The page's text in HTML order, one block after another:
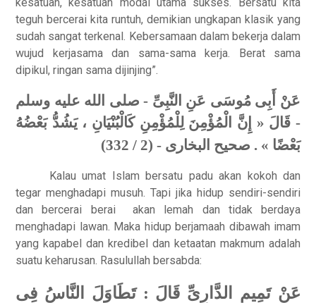
teguh bercerai kita runtuh, demikian ungkapan klasik yang
sudah sangat terkenal. Kebersamaan dalam bekerja dalam
wujud kerjasama dan sama-sama kerja. Berat sama
dipikul, ringan sama dijinjing”.
عَنْ أَبِى مُوسَى عَنِ النَّبِىِّ - صلى الله عليه وسلم
- قَالَ « إِنَّ الْمُؤْمِنَ لِلْمُؤْمِنِ كَالْبُنْيَانِ ، يَشُدُّ بَعْضُهُ
بَعْضًا » . صحيح البخارى - (2 / 332)
Kalau umat Islam bersatu padu akan kokoh dan
tegar menghadapi musuh. Tapi jika hidup sendiri-sendiri
dan bercerai berai
akan lemah dan tidak berdaya
menghadapi lawan. Maka hidup berjamaah dibawah imam
yang kapabel dan kredibel dan ketaatan makmum adalah
suatu keharusan. Rasulullah bersabda:
عَنْ تَمِيمٍ الدَّارِىِّ قَالَ : تَطَاوَلَ النَّاسُ فِى